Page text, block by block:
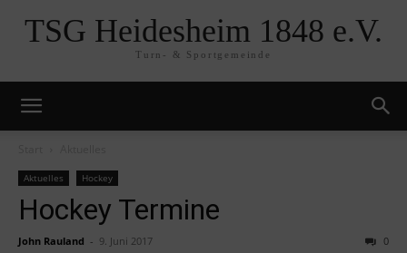
TSG Heidesheim 1848 e.V.
Turn- & Sportgemeinde
Aktuelles Hockey
Hockey Termine
John Rauland - 9. Juni 2017 0